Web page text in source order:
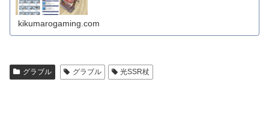
kikumarogaming.com
グラブル グラブル 光SSR杖